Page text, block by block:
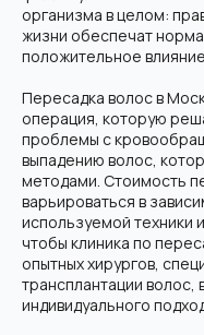
организма в целом:
жизни обеспечат
положительное
Пересадка волос в
операция, которую
проблемы с
выпадению волос,
методами. Стоимость
варьироваться в
используемой техники
чтобы клиника по
опытных хирургов,
трансплантации волос,
индивидуального